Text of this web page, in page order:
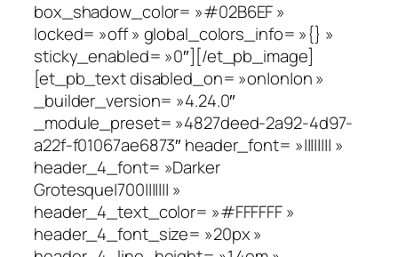
box_shadow_color= »#02B6EF »
locked= »off » global_colors_info= »{} »
sticky_enabled= »0″][/et_pb_image]
[et_pb_text disabled_on= »on|on|on »
_builder_version= »4.24.0″
_module_preset= »4827deed-2a92-4d97-
a22f-f01067ae6873″ header_font= »|||||||| »
header_4_font= »Darker
Grotesque|700||||||| »
header_4_text_color= »#FFFFFF »
header_4_font_size= »20px »